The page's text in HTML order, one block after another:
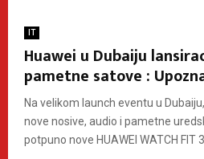
IT
Huawei u Dubaiju
pametne satove :
Na velikom launch eventu u
nove nosive, audio i pametne
potpuno nove HUAWEI WATCH FIT 3